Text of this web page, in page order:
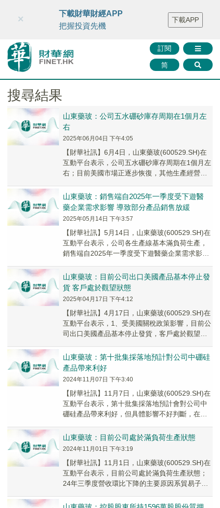
財華智庫網 FINTV FINMETA 財華證券 媒體矩陣
智庫沙龍
聯絡我們
訂閱
简
×
下載財華財經APP
把握投資先機
下載APP
搜尋結果
山東藥玻：公司五水硼砂庫存周期在1個月左
右
2025年06月04日 下午4:05
【財華社訊】6月4日，山東藥玻(600529.SH)在
互動平台表示，公司五水硼砂庫存周期在1個月左
右；目前美國市場正逐步恢復，其他生產經營情
山東藥玻：銷售端自2025年一季度受下遊醫
藥企業需求影響 導致部分產品銷售放緩
2025年05月14日 下午3:57
【財華社訊】5月14日，山東藥玻(600529.SH)在
互動平台表示，公司各生產線基本滿負荷生產，
銷售端自2025年一季度受下遊醫藥企業需求影
山東藥玻：目前公司出口美國產品基本停止發
貨 客戶處於觀望狀態
2025年04月17日 下午4:12
【財華社訊】4月17日，山東藥玻(600529.SH)在
互動平台表示，1、受美國關稅政策影響，目前公
司出口美國產品基本停止發貨，客戶處於觀望狀
山東藥玻：第十批集採落地預計對公司中硼硅
產品帶來利好
2024年11月07日 下午3:40
【財華社訊】11月7日，山東藥玻(600529.SH)在
互動平台表示，第十批集採落地預計會對公司中
硼硅產品帶來利好，但具體影響不好判斷，在此
山東藥玻：目前公司處於滿負荷生產狀態
2024年11月01日 下午3:19
【財華社訊】11月1日，山東藥玻(600529.SH)在
互動平台表示，目前公司處於滿負荷生產狀態；
24年三季度營收環比下降的主要原因系貿易子公